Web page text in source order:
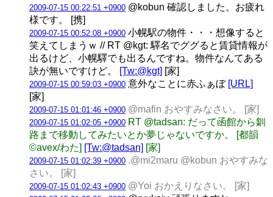
2009-07-15 00:22:51 +0900 @kobun 確認しました。お疲れ
様です。 [携]
2009-07-15 00:52:08 +0900 小幌駅の物件・・・想像すると
笑えてしまうｗ // RT @kgt: 驛名でググると賃貸情報が
出るけど、小幌驛でも出るんですね。物件なんてある
訣が無いですけど。
[Tw:@kgt] [家]
2009-07-15 00:59:03 +0900 意外なことに赤ふぁぼ [URL]
[家]
2009-07-15 01:01:46 +0900 @mafin おやすみなさい。 [家]
2009-07-15 01:02:05 +0900 RT @tadsan: だって函館から釧
路まで移動してみたいとか夢じゃないですか。 [都韻
©avex/わた] [Tw:@tadsan] [家]
2009-07-15 01:02:39 +0900 .@mi2maru @kobun おやすみな
さい。 [家]
2009-07-15 01:02:43 +0900 @Yoi おかえりなさい。 [家]